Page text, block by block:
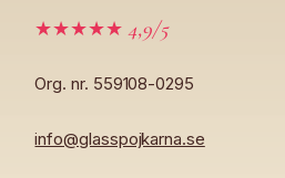
★★★★★ 4,9/5
Org. nr. 559108-0295
info@glasspojkarna.se